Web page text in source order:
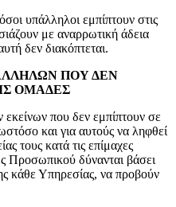
υπάλληλοι εμπίπτουν στις
με αναρρωτική άδεια
δεν διακόπτεται.
ΠΟΥ ΔΕΝ
ΟΜΑΔΕΣ
που δεν εμπίπτουν σε
και για αυτούς να ληφθεί
τους κατά τις επίμαχες
Προσωπικού δύνανται βάσει
κάθε Υπηρεσίας, να προβούν